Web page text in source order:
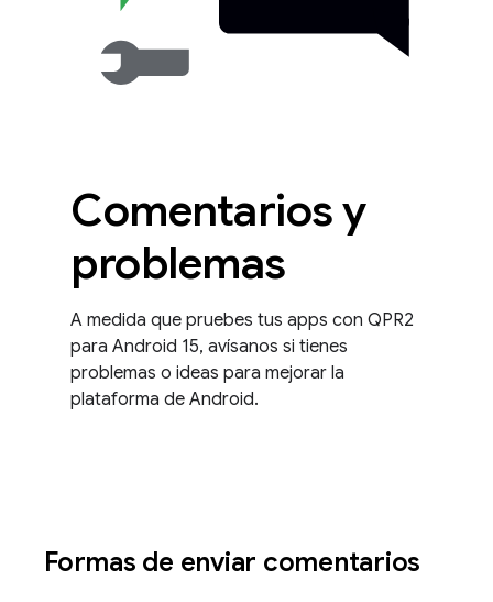
Comentarios y
problemas
A medida que pruebes tus apps con QPR2
para Android 15, avísanos si tienes
problemas o ideas para mejorar la
plataforma de Android.
Formas de enviar comentarios